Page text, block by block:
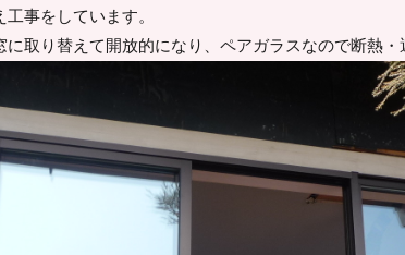
事をしています。
取り替えて開放的になり、ペアガラスなので断熱・